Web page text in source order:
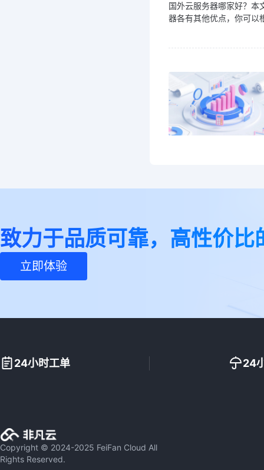
国外云服务器哪家好？
器各有其他优点，你可以
致力于品质可靠，高性价比
立即体验
24小时工单 24
Copyright © 2024-2025 FeiFan Cloud All
Rights Reserved.